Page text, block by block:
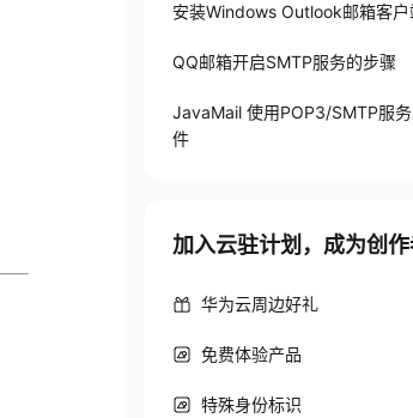
安装Windows Outlook邮箱客户
QQ邮箱开启SMTP服务的步骤
JavaMail 使用POP3/SMTP服
件
加入云驻计划，成为创
华为云周边好礼
免费体验产品
特殊身份标识